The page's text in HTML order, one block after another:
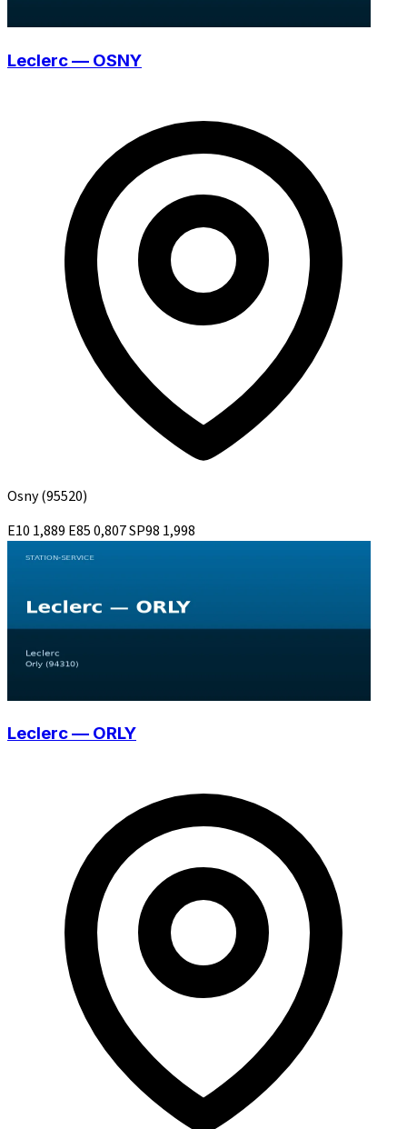
Leclerc — OSNY
Osny(95520)
E10 1,889 E850,807SP98 1,998
Leclerc — ORLY